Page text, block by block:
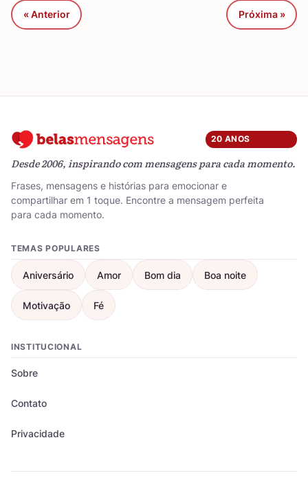
« Anterior Próxima »
20 ANOS
Desde 2006, inspirando com mensagens para cada momento.
Frases, mensagens e histórias para emocionar e
compartilhar em 1 toque. Encontre a mensagem perfeita
para cada momento.
TEMAS POPULARES
Aniversário Amor Bom dia Boa noite
Motivação Fé
INSTITUCIONAL
Sobre
Contato
Privacidade